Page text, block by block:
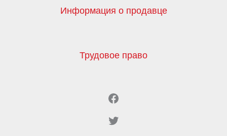
Информация о продавце
Трудовое право
Facebook
Twitter